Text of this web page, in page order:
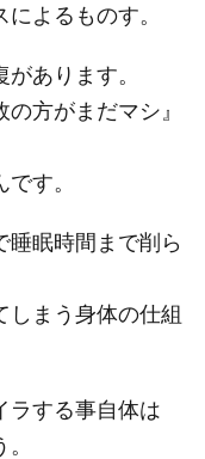
よるものす。
あります。
方がまだマシ』
す。
睡眠時間まで削ら
しまう身体の仕組
ラする事自体は